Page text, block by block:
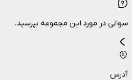
سوالی در مورد این مجموعه بپرسید.
آدرس